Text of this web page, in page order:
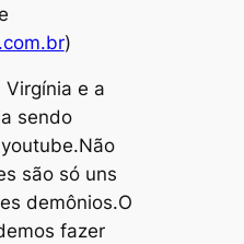
)
e a
sendo
são só uns
demônios.O
fazer